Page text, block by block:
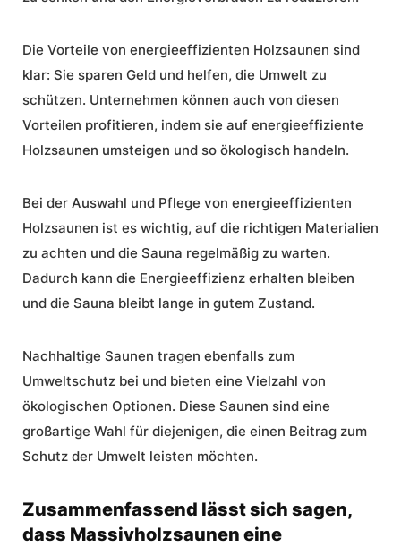
Die Vorteile von energieeffizienten Holzsaunen sind
klar: Sie sparen Geld und helfen, die Umwelt zu
schützen. Unternehmen können auch von diesen
Vorteilen profitieren, indem sie auf energieeffiziente
Holzsaunen umsteigen und so ökologisch handeln.
Bei der Auswahl und Pflege von energieeffizienten
Holzsaunen ist es wichtig, auf die richtigen Materialien
zu achten und die Sauna regelmäßig zu warten.
Dadurch kann die Energieeffizienz erhalten bleiben
und die Sauna bleibt lange in gutem Zustand.
Nachhaltige Saunen tragen ebenfalls zum
Umweltschutz bei und bieten eine Vielzahl von
ökologischen Optionen. Diese Saunen sind eine
großartige Wahl für diejenigen, die einen Beitrag zum
Schutz der Umwelt leisten möchten.
Zusammenfassend lässt sich sagen,
dass Massivholzsaunen eine